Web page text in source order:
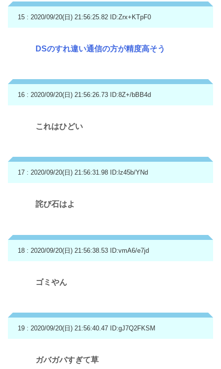
15 : 2020/09/20(日) 21:56:25.82 ID:Zrx+KTpF0
DSのすれ違い通信の方が精度高そう
16 : 2020/09/20(日) 21:56:26.73 ID:8Z+/bBB4d
これはひどい
17 : 2020/09/20(日) 21:56:31.98 ID:lz45b/YNd
詫び石はよ
18 : 2020/09/20(日) 21:56:38.53 ID:vmA6/e7jd
ゴミやん
19 : 2020/09/20(日) 21:56:40.47 ID:gJ7Q2FKSM
ガバガバすぎて草